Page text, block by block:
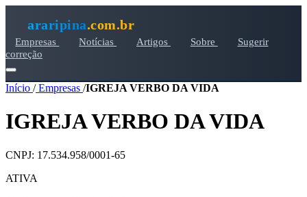
araripina.com.br
Empresas Notícias Artigos Sobre
Sugerir
correção
Início /Empresas /IGREJA VERBO DA VIDA
IGREJA VERBO DA VIDA
CNPJ: 17.534.958/0001-65
ATIVA